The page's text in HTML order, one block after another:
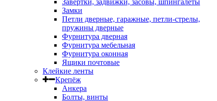
Замки
Петли дверные, гаражные, петли-стрелы,
пружины дверные
Фурнитура дверная
Фурнитура мебельная
Фурнитура оконная
Ящики почтовые
Клейкие ленты
Крепёж
Анкера
Болты, винты